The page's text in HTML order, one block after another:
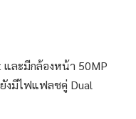
ละมีกล้องหน้า 50MP
งมีไฟแฟลชคู่ Dual